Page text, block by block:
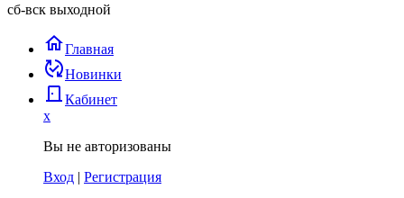
сб-вск выходной
homeГлавная
published_with_changesНовинки
door_back Кабинет
x
Вы не авторизованы
Вход | Регистрация